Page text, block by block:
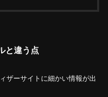
と違う点
ザーサイトに細かい情報が出